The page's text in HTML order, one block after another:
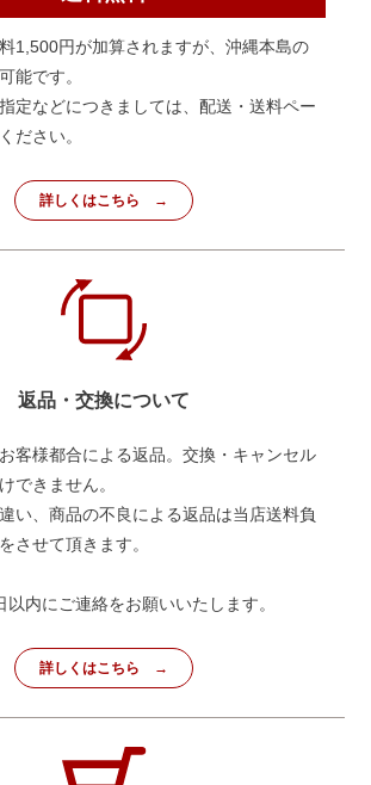
1,500円が加算されますが、沖縄本島の
能です。
定などにつきましては、配送・送料ペー
ださい。
詳しくはこちら
返品・交換について
客様都合による返品。交換・キャンセル
できません。
い、商品の不良による返品は当店送料負
させて頂きます。
内にご連絡をお願いいたします。
詳しくはこちら